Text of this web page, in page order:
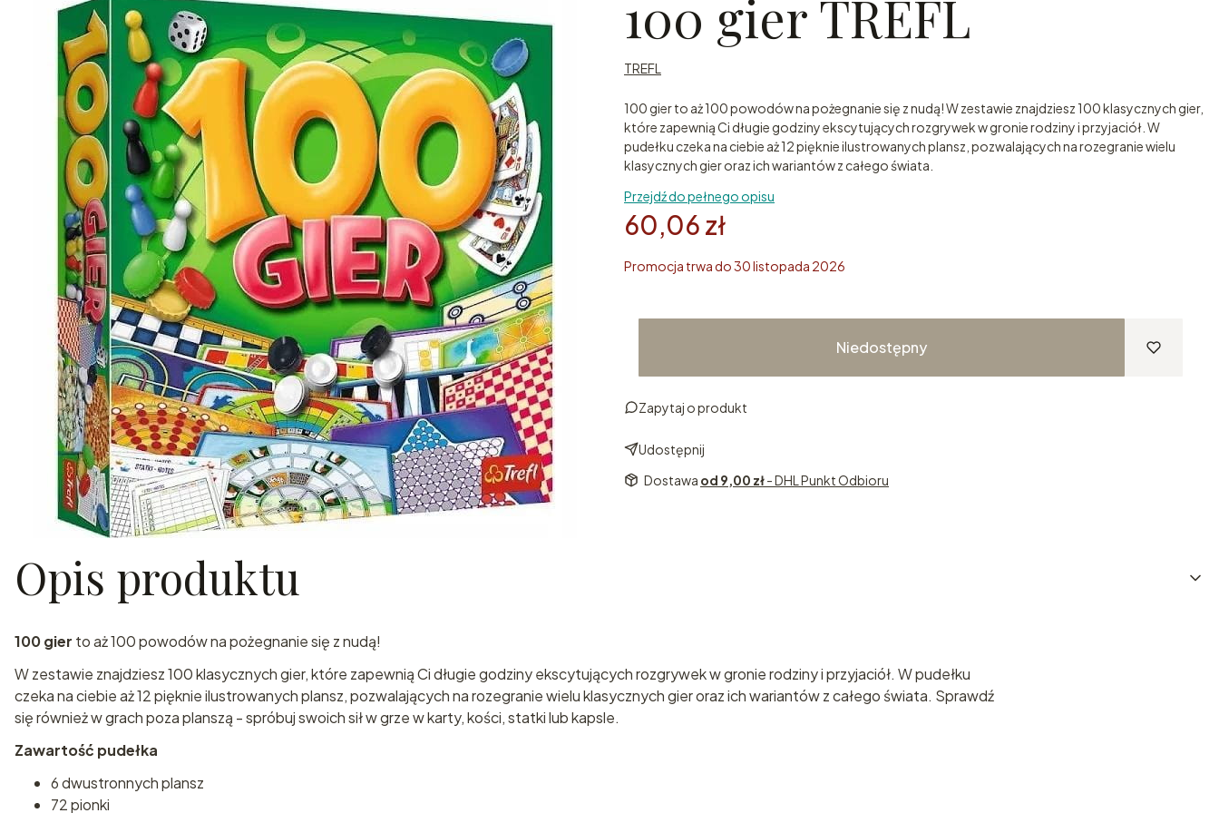
100 gier TREFL
TREFL
100 gier to aż 100 powodów na pożegnanie się z nudą! W zestawie znajdziesz 100 klasycznych gier,
które zapewnią Ci długie godziny ekscytujących rozgrywek w gronie rodziny i przyjaciół. W
pudełku czeka na ciebie aż 12 pięknie ilustrowanych plansz, pozwalających na rozegranie wielu
klasycznych gier oraz ich wariantów z całego świata.
Przejdź do pełnego opisu
60,06 zł
Promocja trwa do 30 listopada 2026
Niedostępny
Zapytaj o produkt
Udostępnij
Dostawa od 9,00 zł- DHL Punkt Odbioru
Opis produktu
100 gier to aż 100 powodów na pożegnanie się z nudą!
W zestawie znajdziesz 100 klasycznych gier, które zapewnią Ci długie godziny ekscytujących rozgrywek w gronie rodziny i przyjaciół. W pudełku
czeka na ciebie aż 12 pięknie ilustrowanych plansz, pozwalających na rozegranie wielu klasycznych gier oraz ich wariantów z całego świata. Sprawdź
się również w grach poza planszą - spróbuj swoich sił w grze w karty, kości, statki lub kapsle.
Zawartość pudełka
6 dwustronnych plansz
72 pionki